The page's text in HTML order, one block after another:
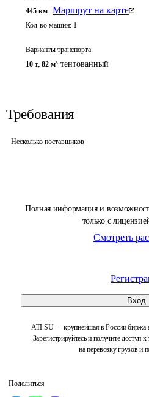
Полная информация и
только с
Смотреть
Вход
ATI.SU — крупнейшая в России биржа
Зарегистрируйтесь и получите доступ
на перевозку грузов и
Поделиться
445 км Маршрут на карте
Кол-во машин: 1
Варианты транспорта
10 т, 82 м³ тентованный
Требования
Несколько поставщиков